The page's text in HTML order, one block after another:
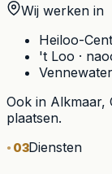
Wij werken in
Heiloo-
't Loo ·
Vennewater
Ook in Alkmaar,
plaatsen.
03Diensten